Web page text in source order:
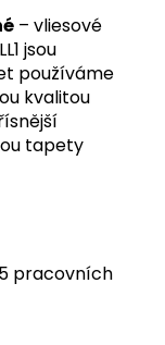
– vliesové
jsou
používáme
kvalitou
tapety
pracovních